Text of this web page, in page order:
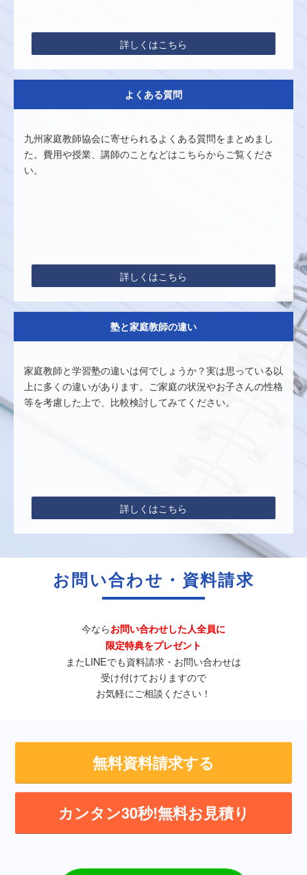
詳しくはこちら
よくある質問
九州家庭教師協会に寄せられるよくある質問をまとめまし
た。費用や授業、講師のことなどはこちらからご覧くださ
い。
詳しくはこちら
塾と家庭教師の違い
家庭教師と学習塾の違いは何でしょうか？実は思っている以
上に多くの違いがあります。ご家庭の状況やお子さんの性格
等を考慮した上で、比較検討してみてください。
詳しくはこちら
お問い合わせ・資料請求
今ならお問い合わせした人全員に
限定特典をプレゼント
またLINEでも資料請求・お問い合わせは
受け付けておりますので
お気軽にご相談ください！
無料資料請求する
カンタン30秒!無料お見積り